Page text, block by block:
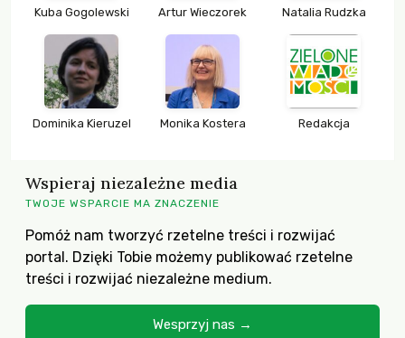
Kuba Gogolewski Artur Wieczorek Natalia Rudzka
Dominika Kieruzel Monika Kostera Redakcja
Wspieraj niezależne media
TWOJE WSPARCIE MA ZNACZENIE
Pomóż nam tworzyć rzetelne treści i rozwijać
portal. Dzięki Tobie możemy publikować rzetelne
treści i rozwijać niezależne medium.
Wesprzyj nas →